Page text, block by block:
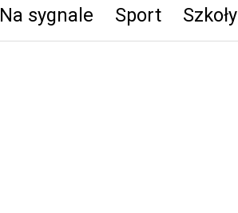
Na sygnale Sport Szkoły